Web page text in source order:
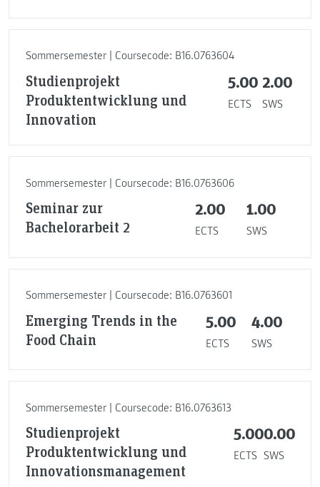
Sommersemester | Coursecode: B16.0763604
Studienprojekt
Produktentwicklung und
Innovation
5.00
ECTS
2.00
SWS
Sommersemester | Coursecode: B16.0763606
Seminar zur
Bachelorarbeit 2
2.00
ECTS
1.00
SWS
Sommersemester | Coursecode: B16.0763601
Emerging Trends in the
Food Chain
5.00
ECTS
4.00
SWS
Sommersemester | Coursecode: B16.0763613
Studienprojekt
Produktentwicklung und
Innovationsmanagement
5.00
ECTS
0.00
SWS